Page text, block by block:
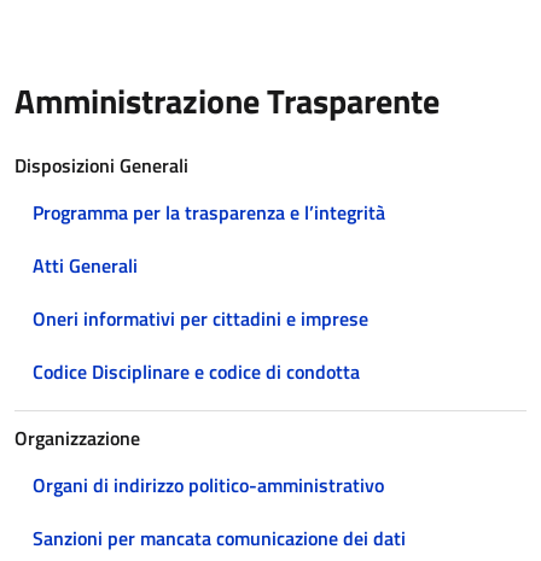
Amministrazione Trasparente
Disposizioni Generali
Programma per la trasparenza e l’integrità
Atti Generali
Oneri informativi per cittadini e imprese
Codice Disciplinare e codice di condotta
Organizzazione
Organi di indirizzo politico-amministrativo
Sanzioni per mancata comunicazione dei dati